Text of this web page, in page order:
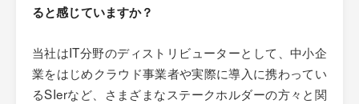
ると感じていますか？
当社はIT分野のディストリビューターとして、中小企
業をはじめクラウド事業者や実際に導入に携わってい
るSIerなど、さまざまなステークホルダーの方々と関